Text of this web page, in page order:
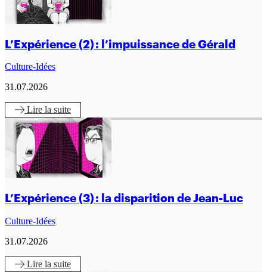
L’Expérience (2) : l’impuissance de Gérald
Culture-Idées
31.07.2026
Lire la suite
L’Expérience (3) : la disparition de Jean-Luc
Culture-Idées
31.07.2026
Lire la suite